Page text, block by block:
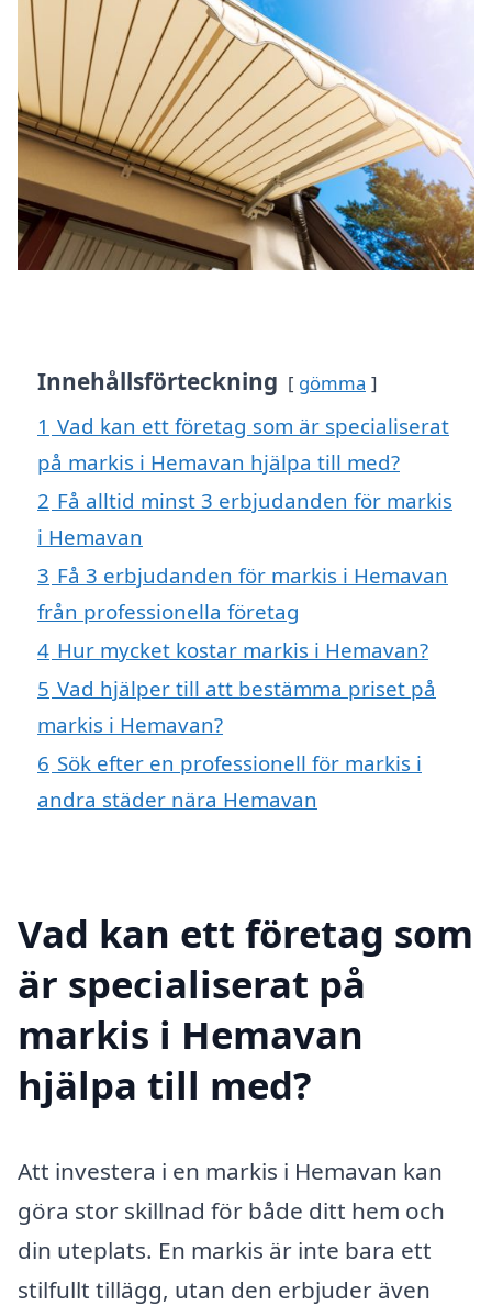
Innehållsförteckning gömma
1 Vad kan ett företag som är specialiserat
på markis i Hemavan hjälpa till med?
2 Få alltid minst 3 erbjudanden för markis
i Hemavan
3 Få 3 erbjudanden för markis i Hemavan
från professionella företag
4 Hur mycket kostar markis i Hemavan?
5 Vad hjälper till att bestämma priset på
markis i Hemavan?
6 Sök efter en professionell för markis i
andra städer nära Hemavan
Vad kan ett företag som
är specialiserat på
markis i Hemavan
hjälpa till med?
Att investera i en markis i Hemavan kan
göra stor skillnad för både ditt hem och
din uteplats. En markis är inte bara ett
stilfullt tillägg, utan den erbjuder även